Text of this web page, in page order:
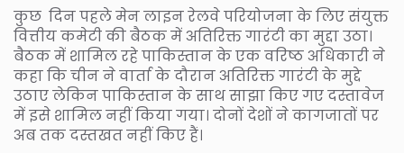
कुछ दिन पहले मेन लाइन रेलवे परियोजना के लिए संयुक्त
वित्तीय कमेटी की बैठक में अतिरिक्त गारंटी का मुद्दा उठा।
बैठक में शामिल रहे पाकिस्तान के एक वरिष्ठ अधिकारी ने
कहा कि चीन ने वार्ता के दौरान अतिरिक्त गारंटी के मुद्दे
उठाए लेकिन पाकिस्तान के साथ साझा किए गए दस्तावेज
में इसे शामिल नहीं किया गया। दोनों देशों ने कागजातों पर
अब तक दस्तखत नहीं किए हैं।